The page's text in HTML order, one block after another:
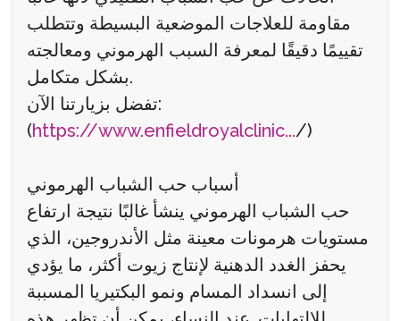
مقاومة للعلاجات الموضعية البسيطة وتتطلب
تقييمًا دقيقًا لمعرفة السبب الهرموني ومعالجته
بشكل متكامل.
تفضل بزيارتنا الآن:
(https://www.enfieldroyalclinic.../)
أسباب حب الشباب الهرموني
حب الشباب الهرموني ينشأ غالبًا نتيجة ارتفاع
مستويات هرمونات معينة مثل الأندروجين، الذي
يحفز الغدد الدهنية لإنتاج زيوت أكثر، ما يؤدي
إلى انسداد المسام ونمو البكتيريا المسببة